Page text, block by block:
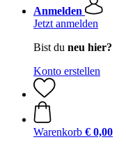
Anmelden
Jetzt anmelden
Bist du neu hier?
Konto erstellen
Warenkorb € 0,00